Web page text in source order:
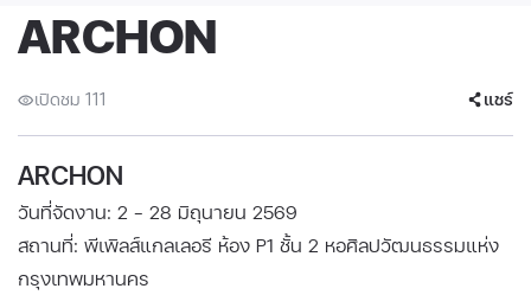
ARCHON
เปิดชม 111 แชร์
ARCHON
วันที่จัดงาน: 2 - 28 มิถุนายน 2569
สถานที่: พีเพิลส์แกลเลอรี ห้อง P1 ชั้น 2 หอศิลปวัฒนธรรมแห่ง
กรุงเทพมหานคร